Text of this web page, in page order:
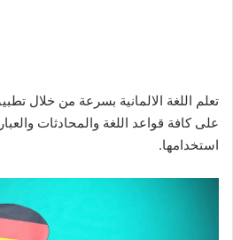
تعلم اللغة الالمانية بسرعة من خلال
على كافة قواعد اللغة والمحادثات
استخدامها.